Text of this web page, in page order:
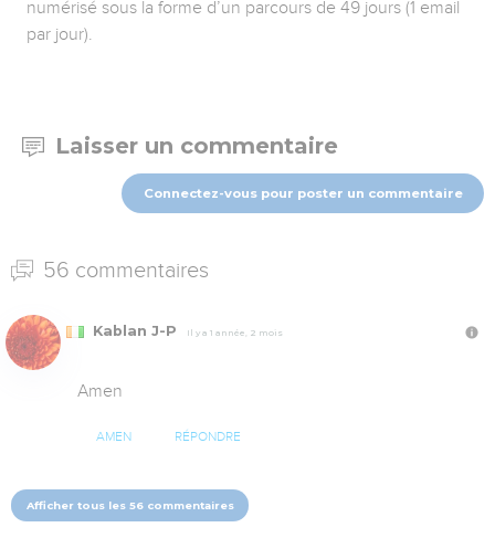
numérisé sous la forme d’un parcours de 49 jours (1 email
par jour).
Laisser un commentaire
Connectez-vous pour poster un commentaire
56 commentaires
Kablan J-P Il y a 1 année, 2 mois
Amen
AMEN RÉPONDRE
Afficher tous les 56 commentaires